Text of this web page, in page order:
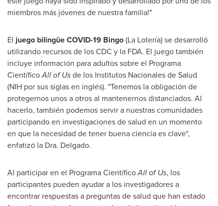
miembros más jóvenes de nuestra familia!"
El juego bilingüeCOVID-19 Bingo(La Lotería) se desarrolló
utilizando recursos de los CDC y la FDA. El juego también
incluye información para adultos sobre el Programa
CientíficoAll of Usde los Institutos Nacionales de Salud
(NIH por sus siglas en inglés). "Tenemos la obligación de
protegernos unos a otros al mantenernos distanciados. Al
hacerlo, también podemos servir a nuestras comunidades
participando en investigaciones de salud en un momento
en que la necesidad de tener buena ciencia es clave",
enfatizó la Dra. Delgado.
Al participar en el Programa CientíficoAll of Us, los
participantes pueden ayudar a los investigadores a
encontrar respuestas a preguntas de salud que han estado